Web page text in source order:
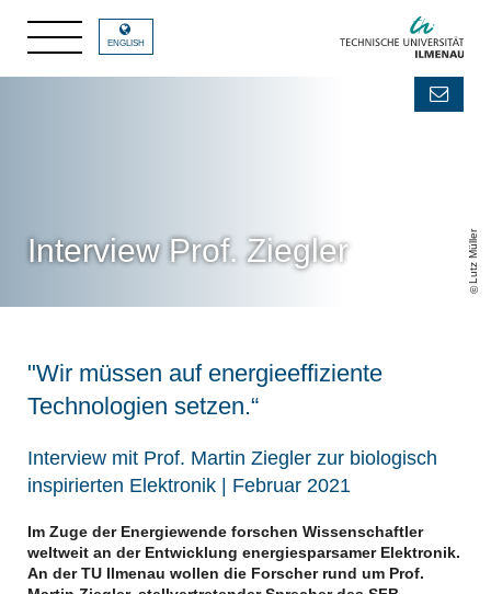
Lutz Müller
ENGLISH
Interview Prof. Ziegler
"Wir müssen auf energieeffiziente
Technologien setzen.“
Interview mit Prof. Martin Ziegler zur biologisch
inspirierten Elektronik | Februar 2021
Im Zuge der Energiewende forschen Wissenschaftler
weltweit an der Entwicklung energiesparsamer Elektronik.
An der TU Ilmenau wollen die Forscher rund um Prof.